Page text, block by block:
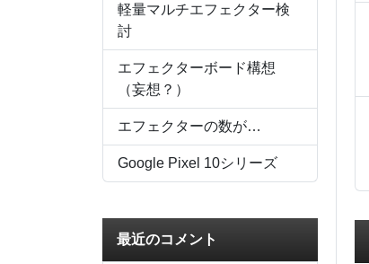
軽量マルチエフェクター検
討
エフェクターボード構想
（妄想？）
エフェクターの数が…
Google Pixel 10シリーズ
最近のコメント